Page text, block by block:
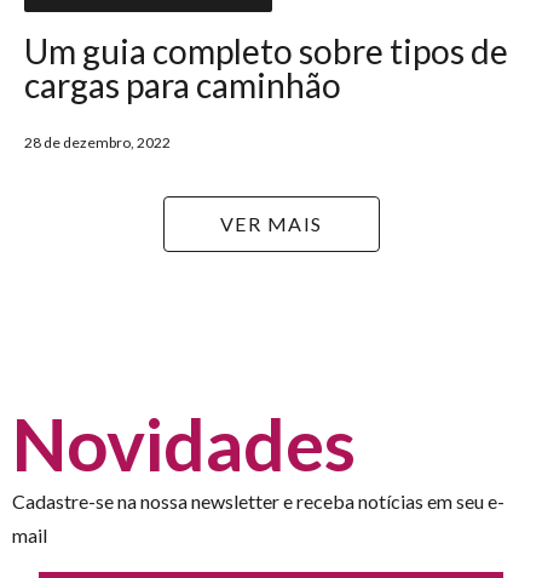
Um guia completo sobre tipos de
cargas para caminhão
28 de dezembro, 2022
VER MAIS
Novidades
Cadastre-se na nossa newsletter e receba notícias em seu e-
mail